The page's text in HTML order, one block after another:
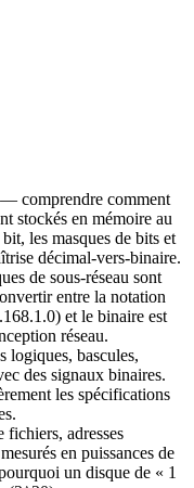
— comprendre comment
stockés en mémoire au
les masques de bits et
décimal-vers-binaire.
de sous-réseau sont
entre la notation
et le binaire est
réseau.
logiques, bascules,
des signaux binaires.
les spécifications
adresses
en puissances de
un disque de « 1